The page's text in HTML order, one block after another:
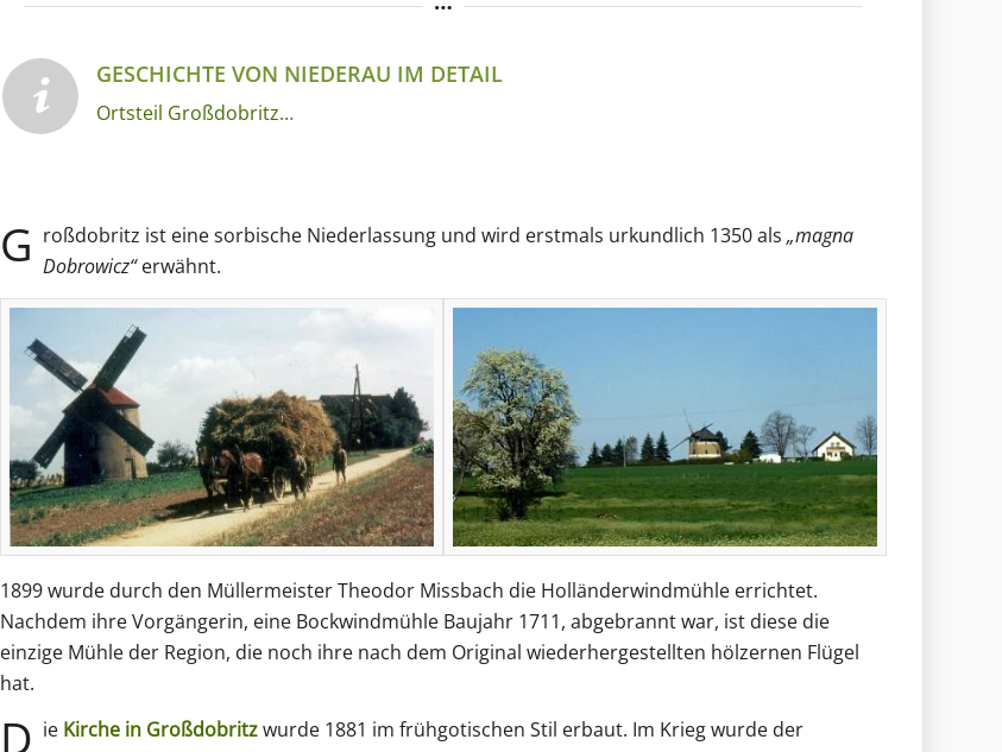
GESCHICHTE VON NIEDERAU IM DETAIL
Ortsteil Großdobritz…
G roßdobritz ist eine sorbische Niederlassung und wird erstmals urkundlich 1350 als „magna
Dobrowicz“erwähnt.
1899 wurde durch den Müllermeister Theodor Missbach die Holländerwindmühle errichtet.
Nachdem ihre Vorgängerin, eine Bockwindmühle Baujahr 1711, abgebrannt war, ist diese die
einzige Mühle der Region, die noch ihre nach dem Original wiederhergestellten hölzernen Flügel
hat.
D ie Kirche in Großdobritzwurde 1881 im frühgotischen Stil erbaut. Im Krieg wurde der